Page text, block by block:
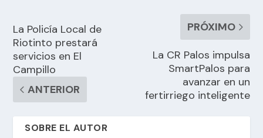
La Policía Local de
Riotinto prestará
servicios en El
Campillo
ANTERIOR
PRÓXIMO
La CR Palos impulsa
SmartPalos para
avanzar en un
fertirriego inteligente
SOBRE EL AUTOR